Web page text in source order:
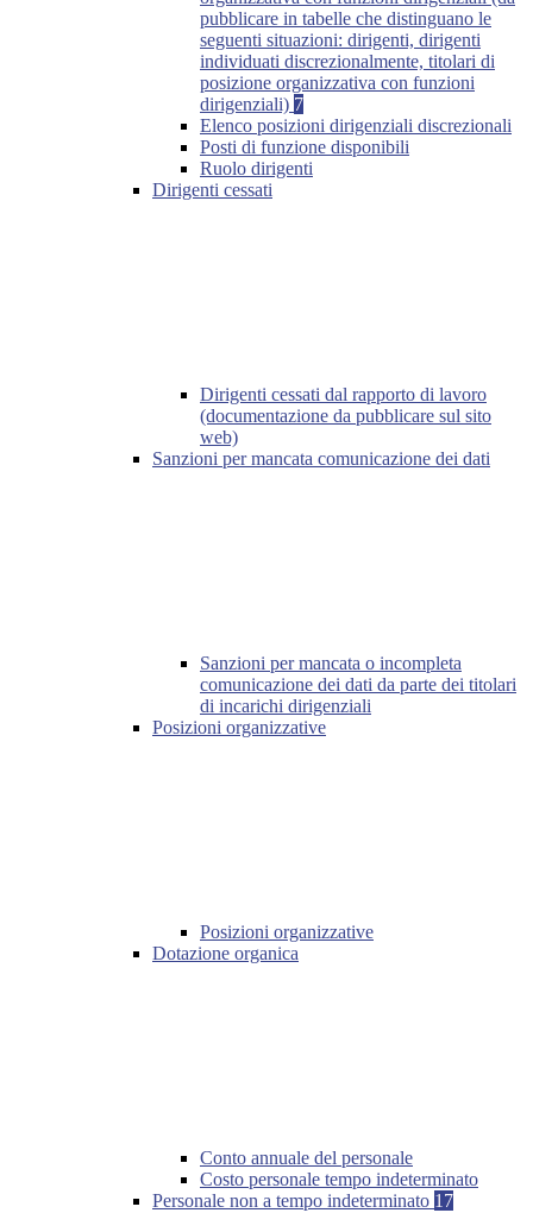
pubblicare in tabelle che distinguano le
seguenti situazioni: dirigenti, dirigenti
individuati discrezionalmente, titolari di
posizione organizzativa con funzioni
dirigenziali) 7
Elenco posizioni dirigenziali discrezionali
Posti di funzione disponibili
Ruolo dirigenti
Dirigenti cessati
Dirigenti cessati dal rapporto di lavoro
(documentazione da pubblicare sul sito
web)
Sanzioni per mancata comunicazione dei dati
Sanzioni per mancata o incompleta
comunicazione dei dati da parte dei titolari
di incarichi dirigenziali
Posizioni organizzative
Posizioni organizzative
Dotazione organica
Conto annuale del personale
Costo personale tempo indeterminato
Personale non a tempo indeterminato 17